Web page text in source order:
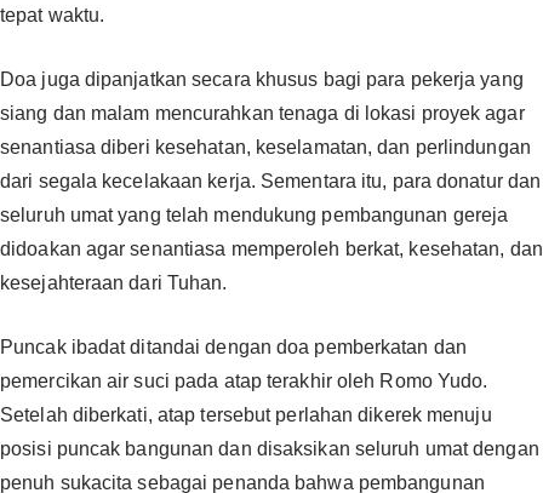
tepat waktu.
‎‎Doa juga dipanjatkan secara khusus bagi para pekerja yang
siang dan malam mencurahkan tenaga di lokasi proyek agar
senantiasa diberi kesehatan, keselamatan, dan perlindungan
dari segala kecelakaan kerja. Sementara itu, para donatur dan
seluruh umat yang telah mendukung pembangunan gereja
didoakan agar senantiasa memperoleh berkat, kesehatan, dan
kesejahteraan dari Tuhan.
‎‎Puncak ibadat ditandai dengan doa pemberkatan dan
pemercikan air suci pada atap terakhir oleh Romo Yudo.
Setelah diberkati, atap tersebut perlahan dikerek menuju
posisi puncak bangunan dan disaksikan seluruh umat dengan
penuh sukacita sebagai penanda bahwa pembangunan